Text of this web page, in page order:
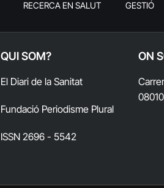
RECERCA EN SALUT GESTIÓ
QUI SOM?
El Diari de la Sanitat
Fundació Periodisme Plural
ISSN 2696 - 5542
ON